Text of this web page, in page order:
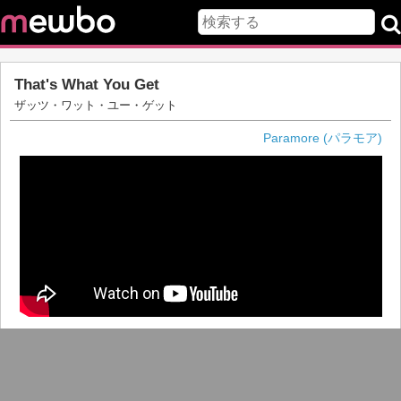
That's What You Get
ザッツ・ワット・ユー・ゲット
Paramore (パラモア)